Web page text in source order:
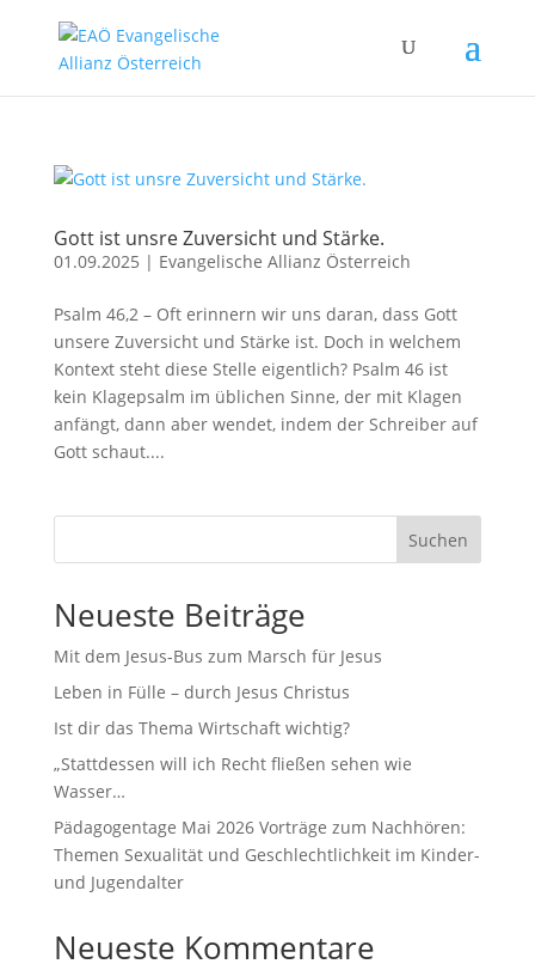
Gott ist unsre Zuversicht und Stärke.
01.09.2025 | Evangelische Allianz Österreich
Psalm 46,2 – Oft erinnern wir uns daran, dass Gott
unsere Zuversicht und Stärke ist. Doch in welchem
Kontext steht diese Stelle eigentlich? Psalm 46 ist
kein Klagepsalm im üblichen Sinne, der mit Klagen
anfängt, dann aber wendet, indem der Schreiber auf
Gott schaut....
Suchen
Neueste Beiträge
Mit dem Jesus-Bus zum Marsch für Jesus
Leben in Fülle – durch Jesus Christus
Ist dir das Thema Wirtschaft wichtig?
„Stattdessen will ich Recht fließen sehen wie
Wasser…
Pädagogentage Mai 2026 Vorträge zum Nachhören:
Themen Sexualität und Geschlechtlichkeit im Kinder-
und Jugendalter
Neueste Kommentare